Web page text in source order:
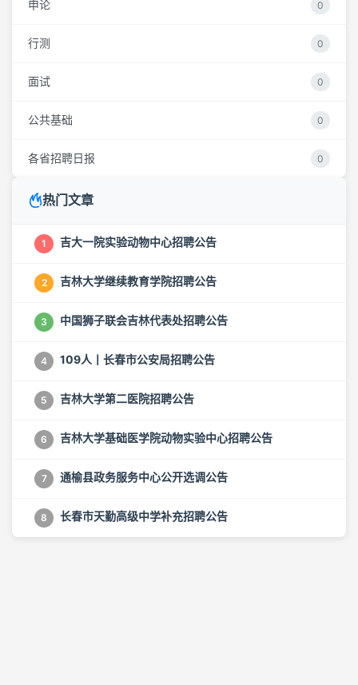
申论 0
行测 0
面试 0
公共基础 0
各省招聘日报 0
热门文章
1 吉大一院实验动物中心招聘公告
2 吉林大学继续教育学院招聘公告
3 中国狮子联会吉林代表处招聘公告
4 109人丨长春市公安局招聘公告
5 吉林大学第二医院招聘公告
6 吉林大学基础医学院动物实验中心招聘公告
7 通榆县政务服务中心公开选调公告
8 长春市天勤高级中学补充招聘公告